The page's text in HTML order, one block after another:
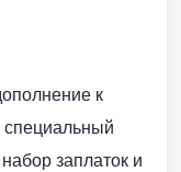
к
специальный
заплаток и